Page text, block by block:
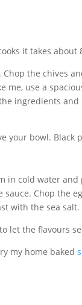
it takes about
the chives
me, use a
ingredients
your bowl. Black
in cold water
Chop the
with the sea salt.
let the flavours
my home baked